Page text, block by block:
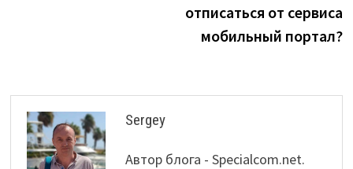
отписаться от сервиса
мобильный портал?
Sergey
Автор блога - Specialcom.net.